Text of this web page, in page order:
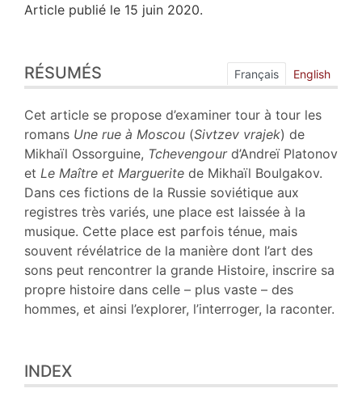
Article publié le 15 juin 2020.
Index
Plan
Texte
Bibliographie
Notes
Citer cet article
Auteur
RÉSUMÉS Français English
Cet article se propose d’examiner tour à tour les
romans Une rue à Moscou (Sivtzev vrajek) de
Mikhaïl Ossorguine, Tchevengourd’Andreï Platonov
et Le Maître et Marguerite de Mikhaïl Boulgakov.
Dans ces fictions de la Russie soviétique aux
registres très variés, une place est laissée à la
musique. Cette place est parfois ténue, mais
souvent révélatrice de la manière dont l’art des
sons peut rencontrer la grande Histoire, inscrire sa
propre histoire dans celle – plus vaste – des
hommes, et ainsi l’explorer, l’interroger, la raconter.
INDEX